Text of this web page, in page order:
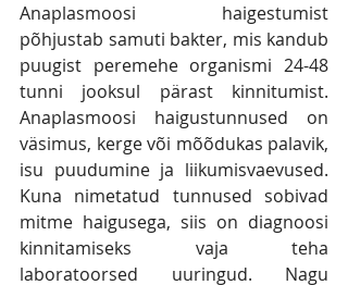
Anaplasmoosi haigestumist
põhjustab samuti bakter, mis kandub
puugist peremehe organismi 24-48
tunni jooksul pärast kinnitumist.
Anaplasmoosi haigustunnused on
väsimus, kerge või mõõdukas palavik,
isu puudumine ja liikumisvaevused.
Kuna nimetatud tunnused sobivad
mitme haigusega, siis on diagnoosi
kinnitamiseks vaja teha
laboratoorsed uuringud. Nagu